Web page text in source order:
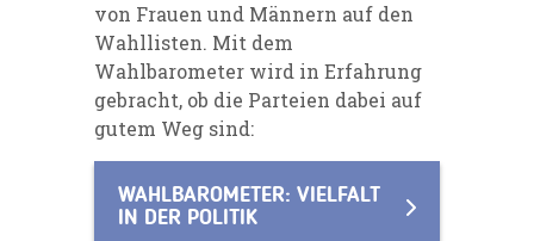
von Frauen und Männern auf den
Wahllisten. Mit dem
Wahlbarometer wird in Erfahrung
gebracht, ob die Parteien dabei auf
gutem Weg sind:
WAHLBAROMETER: VIELFALT
IN DER POLITIK